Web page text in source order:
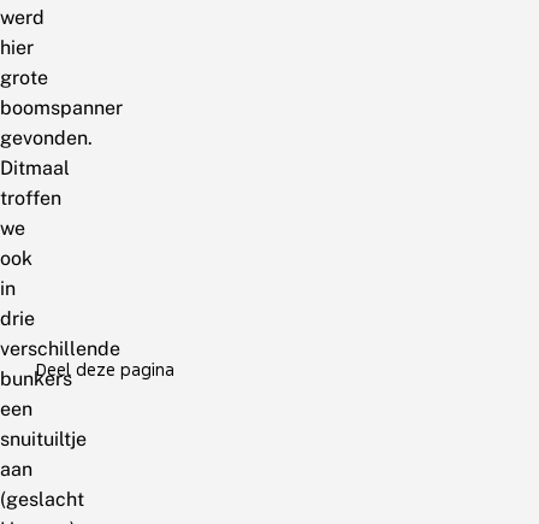
werd
hier
grote
boomspanner
gevonden.
Ditmaal
troffen
we
ook
in
drie
verschillende
bunkers
een
snuituiltje
aan
(geslacht
Deel deze pagina